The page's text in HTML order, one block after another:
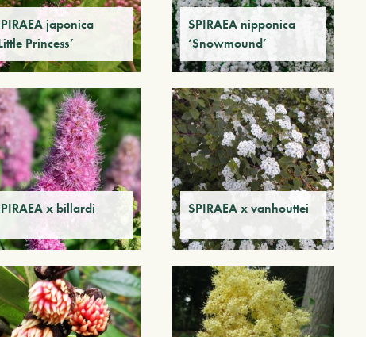
japonica
Princess’
SPIRAEA nipponica
‘Snowmound’
x billardi SPIRAEA x vanhouttei